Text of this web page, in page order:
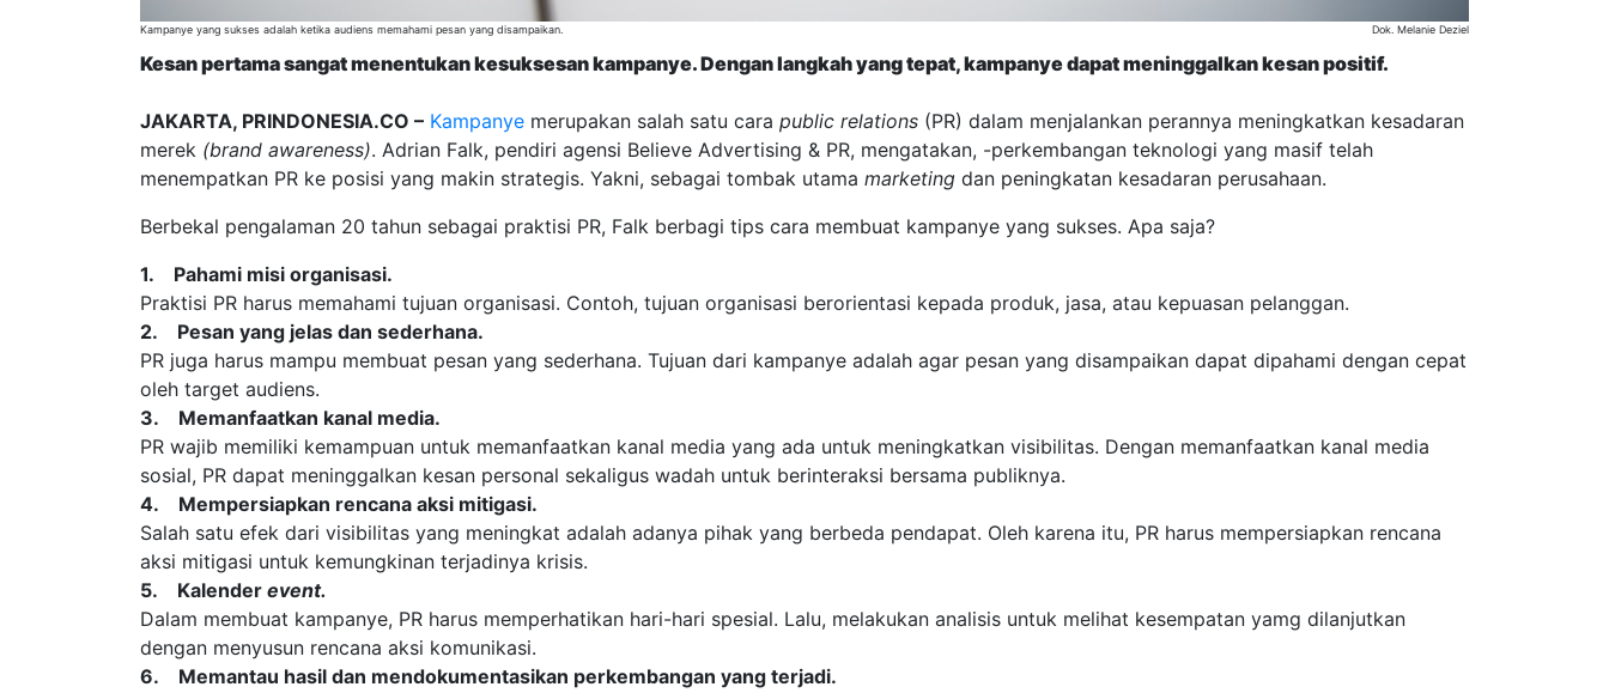
Kampanye yang sukses adalah ketika audiens memahami pesan yang disampaikan. Dok. Melanie Deziel
Kesan pertama sangat menentukan kesuksesan kampanye. Dengan langkah yang tepat, kampanye dapat meninggalkan kesan positif.
JAKARTA, PRINDONESIA.CO – Kampanye merupakan salah satu cara public relations (PR) dalam menjalankan perannya meningkatkan kesadaran
merek (brand awareness). Adrian Falk, pendiri agensi Believe Advertising & PR, mengatakan, -perkembangan teknologi yang masif telah
menempatkan PR ke posisi yang makin strategis. Yakni, sebagai tombak utama marketing dan peningkatan kesadaran perusahaan.
Berbekal pengalaman 20 tahun sebagai praktisi PR, Falk berbagi tips cara membuat kampanye yang sukses. Apa saja?
1. Pahami misi organisasi.
Praktisi PR harus memahami tujuan organisasi. Contoh, tujuan organisasi berorientasi kepada produk, jasa, atau kepuasan pelanggan.
2. Pesan yang jelas dan sederhana.
PR juga harus mampu membuat pesan yang sederhana. Tujuan dari kampanye adalah agar pesan yang disampaikan dapat dipahami dengan cepat
oleh target audiens.
3. Memanfaatkan kanal media.
PR wajib memiliki kemampuan untuk memanfaatkan kanal media yang ada untuk meningkatkan visibilitas. Dengan memanfaatkan kanal media
sosial, PR dapat meninggalkan kesan personal sekaligus wadah untuk berinteraksi bersama publiknya.
4. Mempersiapkan rencana aksi mitigasi.
Salah satu efek dari visibilitas yang meningkat adalah adanya pihak yang berbeda pendapat. Oleh karena itu, PR harus mempersiapkan rencana
aksi mitigasi untuk kemungkinan terjadinya krisis.
5. Kalender event.
Dalam membuat kampanye, PR harus memperhatikan hari-hari spesial. Lalu, melakukan analisis untuk melihat kesempatan yamg dilanjutkan
dengan menyusun rencana aksi komunikasi.
6. Memantau hasil dan mendokumentasikan perkembangan yang terjadi.